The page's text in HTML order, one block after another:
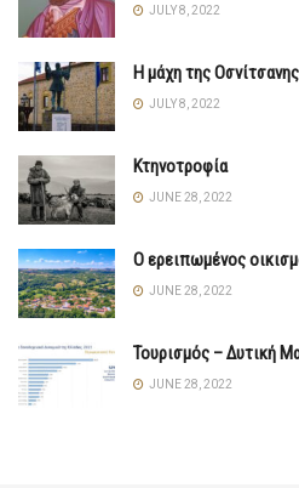
JULY 8, 2022
Η μάχη της Οσνίτσανης
JULY 8, 2022
Κτηνοτροφία
JUNE 28, 2022
Ο ερειπωμένος
JUNE 28, 2022
Τουρισμός – Δυτική
JUNE 28, 2022